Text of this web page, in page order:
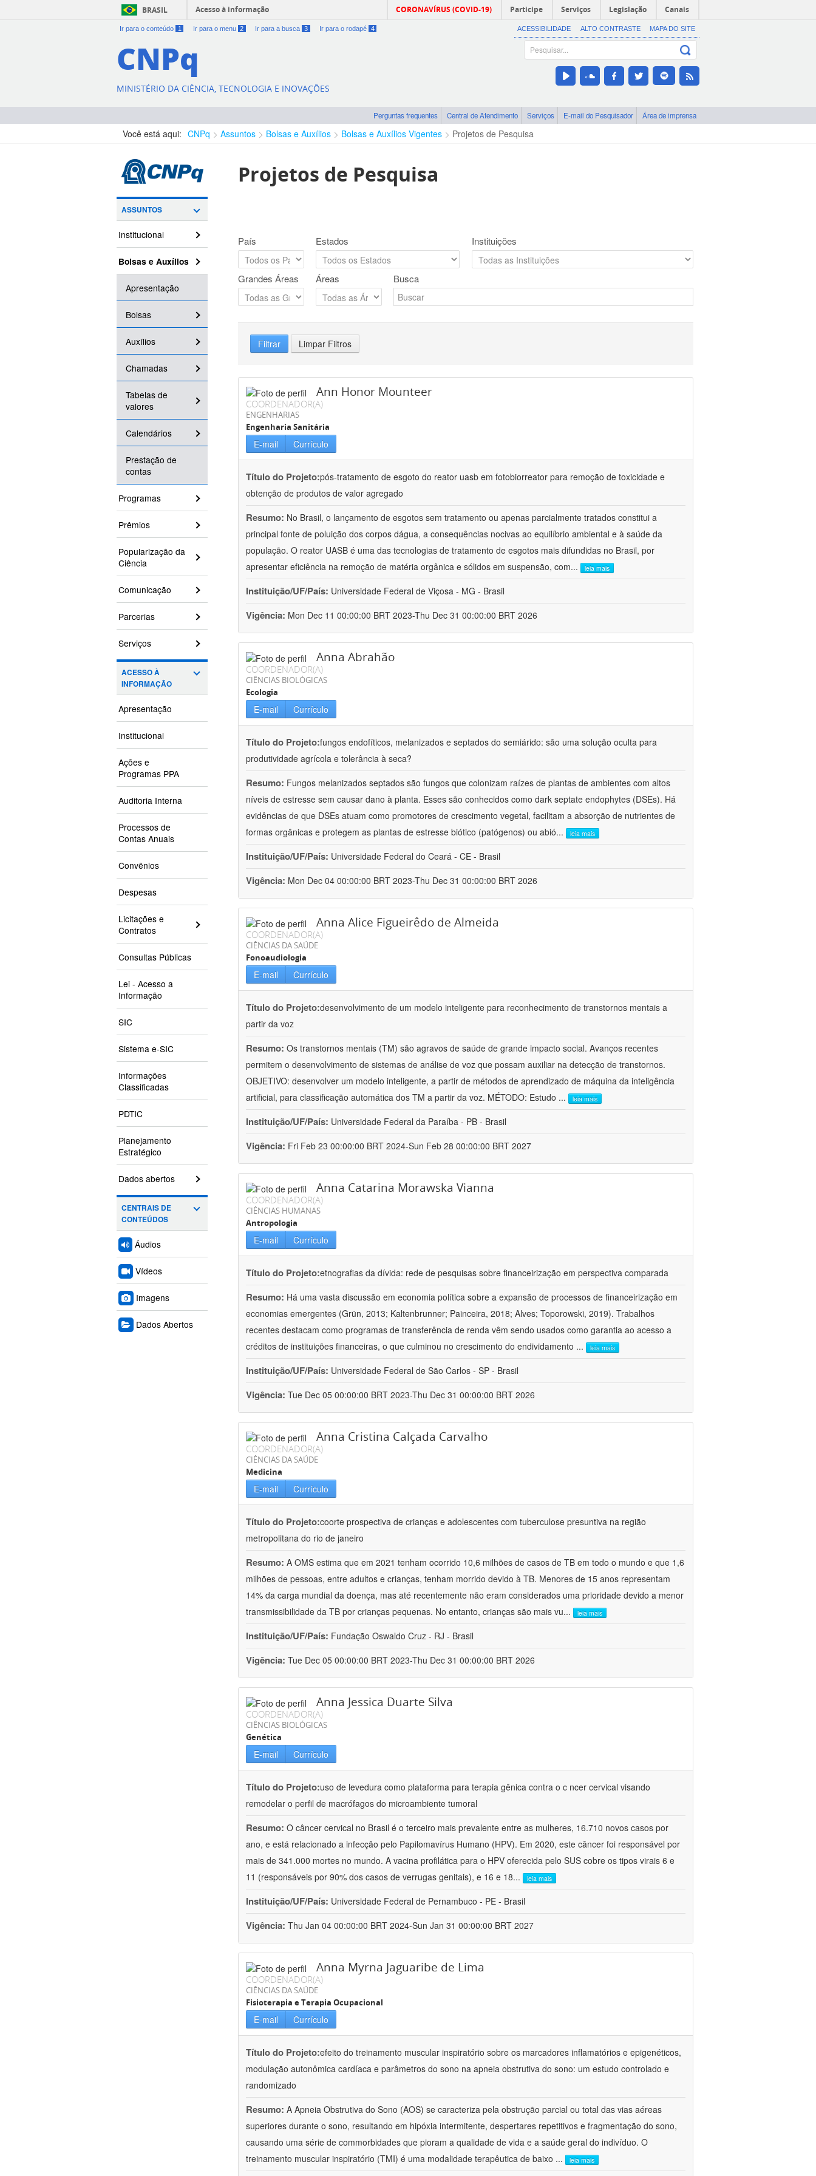
BRASIL Acesso à informação CORONAVÍRUS (COVID-19) Participe Serviços Legislação Canais
Ir para o conteúdo 1 Ir para o menu 2 Ir para a busca 3 Ir para o rodapé 4 ACESSIBILIDADE ALTO CONTRASTE MAPA DO SITE
CNPq
MINISTÉRIO DA CIÊNCIA, TECNOLOGIA E INOVAÇÕES
Perguntas frequentes Central de Atendimento Serviços E-mail do Pesquisador Área de imprensa
Você está aqui: CNPq Assuntos Bolsas e Auxílios Bolsas e Auxílios Vigentes Projetos de Pesquisa
ASSUNTOS
Institucional
Bolsas e Auxílios
Apresentação
Bolsas
Auxílios
Chamadas
Tabelas de
valores
Calendários
Prestação de
contas
Programas
Prêmios
Popularização da
Ciência
Comunicação
Parcerias
Serviços
ACESSO À
INFORMAÇÃO
Apresentação
Institucional
Ações e
Programas PPA
Auditoria Interna
Processos de
Contas Anuais
Convênios
Despesas
Licitações e
Contratos
Consultas Públicas
Lei - Acesso a
Informação
SIC
Sistema e-SIC
Informações
Classificadas
PDTIC
Planejamento
Estratégico
Dados abertos
CENTRAIS DE
CONTEÚDOS
Áudios
Vídeos
Imagens
Dados Abertos
Projetos de Pesquisa
País Estados Instituições
Grandes Áreas Áreas Busca
Filtrar Limpar Filtros
Ann Honor Mounteer
COORDENADOR(A)
ENGENHARIAS
Engenharia Sanitária
E-mail Currículo
Título do Projeto:pós-tratamento de esgoto do reator uasb em fotobiorreator para remoção de toxicidade e
obtenção de produtos de valor agregado
Resumo: No Brasil, o lançamento de esgotos sem tratamento ou apenas parcialmente tratados constitui a
principal fonte de poluição dos corpos dágua, a consequências nocivas ao equilíbrio ambiental e à saúde da
população. O reator UASB é uma das tecnologias de tratamento de esgotos mais difundidas no Brasil, por
apresentar eficiência na remoção de matéria orgânica e sólidos em suspensão, com... leia mais
Instituição/UF/País: Universidade Federal de Viçosa - MG - Brasil
Vigência: Mon Dec 11 00:00:00 BRT 2023-Thu Dec 31 00:00:00 BRT 2026
Anna Abrahão
COORDENADOR(A)
CIÊNCIAS BIOLÓGICAS
Ecologia
E-mail Currículo
Título do Projeto:fungos endofíticos, melanizados e septados do semiárido: são uma solução oculta para
produtividade agrícola e tolerância à seca?
Resumo: Fungos melanizados septados são fungos que colonizam raízes de plantas de ambientes com altos
níveis de estresse sem causar dano à planta. Esses são conhecidos como dark septate endophytes (DSEs). Há
evidências de que DSEs atuam como promotores de crescimento vegetal, facilitam a absorção de nutrientes de
formas orgânicas e protegem as plantas de estresse biótico (patógenos) ou abió... leia mais
Instituição/UF/País: Universidade Federal do Ceará - CE - Brasil
Vigência: Mon Dec 04 00:00:00 BRT 2023-Thu Dec 31 00:00:00 BRT 2026
Anna Alice Figueirêdo de Almeida
COORDENADOR(A)
CIÊNCIAS DA SAÚDE
Fonoaudiologia
E-mail Currículo
Título do Projeto:desenvolvimento de um modelo inteligente para reconhecimento de transtornos mentais a
partir da voz
Resumo: Os transtornos mentais (TM) são agravos de saúde de grande impacto social. Avanços recentes
permitem o desenvolvimento de sistemas de análise de voz que possam auxiliar na detecção de transtornos.
OBJETIVO: desenvolver um modelo inteligente, a partir de métodos de aprendizado de máquina da inteligência
artificial, para classificação automática dos TM a partir da voz. MÉTODO: Estudo ... leia mais
Instituição/UF/País: Universidade Federal da Paraíba - PB - Brasil
Vigência: Fri Feb 23 00:00:00 BRT 2024-Sun Feb 28 00:00:00 BRT 2027
Anna Catarina Morawska Vianna
COORDENADOR(A)
CIÊNCIAS HUMANAS
Antropologia
E-mail Currículo
Título do Projeto:etnografias da dívida: rede de pesquisas sobre financeirização em perspectiva comparada
Resumo: Há uma vasta discussão em economia política sobre a expansão de processos de financeirização em
economias emergentes (Grün, 2013; Kaltenbrunner; Painceira, 2018; Alves; Toporowski, 2019). Trabalhos
recentes destacam como programas de transferência de renda vêm sendo usados como garantia ao acesso a
créditos de instituições financeiras, o que culminou no crescimento do endividamento ... leia mais
Instituição/UF/País: Universidade Federal de São Carlos - SP - Brasil
Vigência: Tue Dec 05 00:00:00 BRT 2023-Thu Dec 31 00:00:00 BRT 2026
Anna Cristina Calçada Carvalho
COORDENADOR(A)
CIÊNCIAS DA SAÚDE
Medicina
E-mail Currículo
Título do Projeto:coorte prospectiva de crianças e adolescentes com tuberculose presuntiva na região
metropolitana do rio de janeiro
Resumo: A OMS estima que em 2021 tenham ocorrido 10,6 milhões de casos de TB em todo o mundo e que 1,6
milhões de pessoas, entre adultos e crianças, tenham morrido devido à TB. Menores de 15 anos representam
14% da carga mundial da doença, mas até recentemente não eram considerados uma prioridade devido a menor
transmissibilidade da TB por crianças pequenas. No entanto, crianças são mais vu... leia mais
Instituição/UF/País: Fundação Oswaldo Cruz - RJ - Brasil
Vigência: Tue Dec 05 00:00:00 BRT 2023-Thu Dec 31 00:00:00 BRT 2026
Anna Jessica Duarte Silva
COORDENADOR(A)
CIÊNCIAS BIOLÓGICAS
Genética
E-mail Currículo
Título do Projeto:uso de levedura como plataforma para terapia gênica contra o c ncer cervical visando
remodelar o perfil de macrófagos do microambiente tumoral
Resumo: O câncer cervical no Brasil é o terceiro mais prevalente entre as mulheres, 16.710 novos casos por
ano, e está relacionado a infecção pelo Papilomavírus Humano (HPV). Em 2020, este câncer foi responsável por
mais de 341.000 mortes no mundo. A vacina profilática para o HPV oferecida pelo SUS cobre os tipos virais 6 e
11 (responsáveis por 90% dos casos de verrugas genitais), e 16 e 18... leia mais
Instituição/UF/País: Universidade Federal de Pernambuco - PE - Brasil
Vigência: Thu Jan 04 00:00:00 BRT 2024-Sun Jan 31 00:00:00 BRT 2027
Anna Myrna Jaguaribe de Lima
COORDENADOR(A)
CIÊNCIAS DA SAÚDE
Fisioterapia e Terapia Ocupacional
E-mail Currículo
Título do Projeto:efeito do treinamento muscular inspiratório sobre os marcadores inflamatórios e epigenéticos,
modulação autonômica cardíaca e parâmetros do sono na apneia obstrutiva do sono: um estudo controlado e
randomizado
Resumo: A Apneia Obstrutiva do Sono (AOS) se caracteriza pela obstrução parcial ou total das vias aéreas
superiores durante o sono, resultando em hipóxia intermitente, despertares repetitivos e fragmentação do sono,
causando uma série de commorbidades que pioram a qualidade de vida e a saúde geral do indivíduo. O
treinamento muscular inspiratório (TMI) é uma modalidade terapêutica de baixo ... leia mais